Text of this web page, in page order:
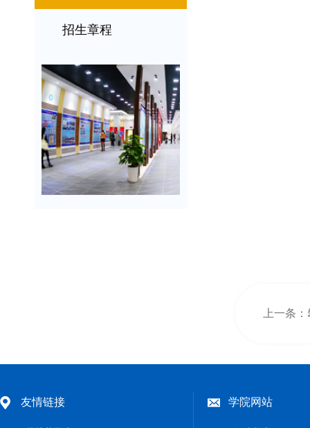
招生章程
友情链接 学院网站